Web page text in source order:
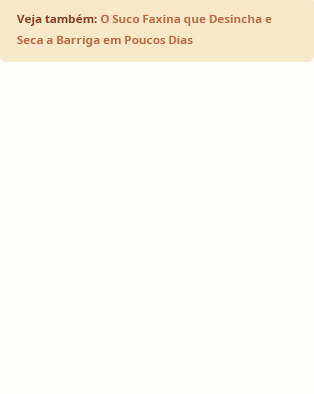
Veja também: O Suco Faxina que Desincha e
Seca a Barriga em Poucos Dias